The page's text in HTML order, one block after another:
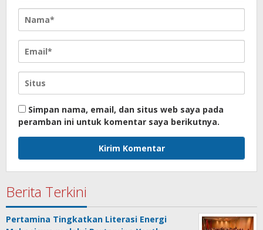
Simpan nama, email, dan situs web saya pada
peramban ini untuk komentar saya berikutnya.
Berita Terkini
Pertamina Tingkatkan Literasi Energi